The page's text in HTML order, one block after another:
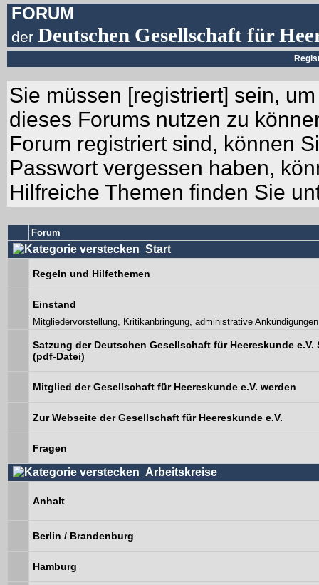
FORUM
derDeutschen Gesellschaft für
Sie müssen [registriert] sein,
dieses Forums nutzen zu
Forum registriert sind, können
Passwort vergessen haben,
Hilfreiche Themen finden Sie
Forum
Start
Regeln und Hilfethemen
Einstand
Mitgliedervorstellung, Kritikanbringung, administrative Ankündigungen
Satzung der Deutschen Gesellschaft für Heereskunde e.V.
(pdf-Datei)
Mitglied der Gesellschaft für Heereskunde e.V. werden
Zur Webseite der Gesellschaft für Heereskunde e.V.
Fragen
Arbeitskreise
Anhalt
Berlin / Brandenburg
Hamburg